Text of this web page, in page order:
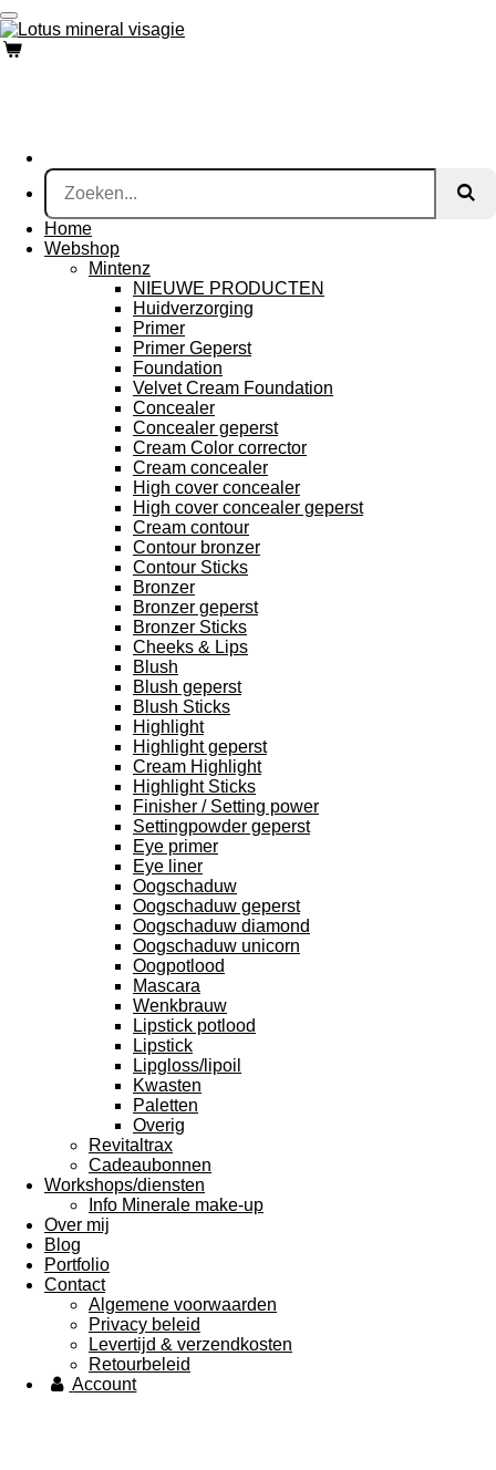
Ga
direct
naar
Home
Webshop
Mintenz
NIEUWE PRODUCTEN
Huidverzorging
Primer
Primer Geperst
Foundation
Velvet Cream Foundation
Concealer
Concealer geperst
Cream Color corrector
Cream concealer
High cover concealer
High cover concealer geperst
Cream contour
Contour bronzer
Contour Sticks
Bronzer
Bronzer geperst
Bronzer Sticks
Cheeks & Lips
Blush
Blush geperst
Blush Sticks
Highlight
Highlight geperst
Cream Highlight
Highlight Sticks
Finisher / Setting power
Settingpowder geperst
Eye primer
Eye liner
Oogschaduw
Oogschaduw geperst
Oogschaduw diamond
Oogschaduw unicorn
Oogpotlood
Mascara
Wenkbrauw
Lipstick potlood
Lipstick
Lipgloss/lipoil
Kwasten
Paletten
Overig
Revitaltrax
Cadeaubonnen
Workshops/diensten
Info Minerale make-up
Over mij
Blog
Portfolio
Contact
Algemene voorwaarden
Privacy beleid
Levertijd & verzendkosten
Retourbeleid
Account